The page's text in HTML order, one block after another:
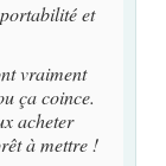
et
vraiment
ça coince.
acheter
à mettre !